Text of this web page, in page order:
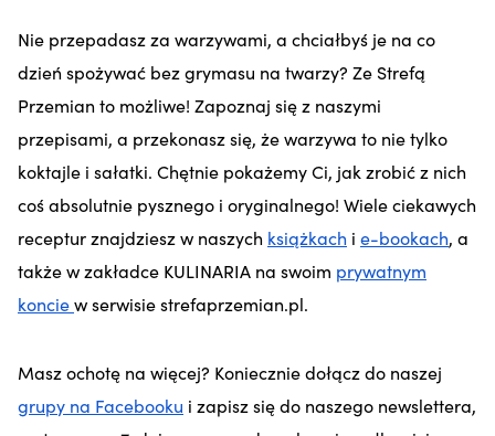
Nie przepadasz za warzywami, a chciałbyś je na co
dzień spożywać bez grymasu na twarzy? Ze Strefą
Przemian to możliwe! Zapoznaj się z naszymi
przepisami, a przekonasz się, że warzywa to nie tylko
koktajle i sałatki. Chętnie pokażemy Ci, jak zrobić z nich
coś absolutnie pysznego i oryginalnego! Wiele ciekawych
receptur znajdziesz w naszych książkach i e-bookach, a
także w zakładce KULINARIA na swoim prywatnym
konciew serwisie strefaprzemian.pl.
Masz ochotę na więcej? Koniecznie dołącz do naszej
grupy na Facebooku i zapisz się do naszego newslettera,